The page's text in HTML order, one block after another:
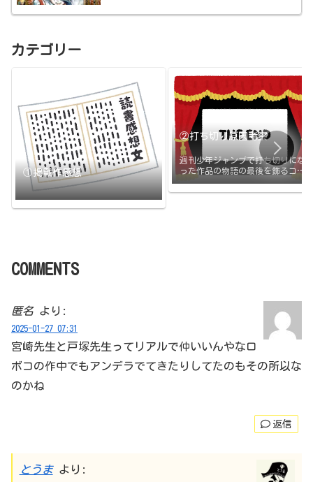
カテゴリー
①掲載作感想
②打ち切り原因考察
週刊少年ジャンプで打ち切りにな
った作品の物語の最後を飾るコマ
打ち切られたその日に更新
COMMENTS
匿名 より:
2025-01-27 07:31
宮崎先生と戸塚先生ってリアルで仲いいんやなロ
ボコの作中でもアンデラでてきたりしてたのもその所以な
のかね
返信
とうま より: